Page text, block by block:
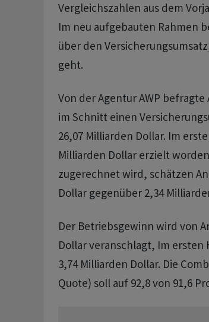
Vergleichszahlen aus dem
Im neu aufgebauten Rahmen
über den
geht.
Von der Agentur AWP
im Schnitt einen
26,07 Milliarden Dollar. Im
Milliarden Dollar erzielt
zugerechnet wird, schätzen
Dollar gegenüber 2,34
Der Betriebsgewinn wird von
Dollar veranschlagt, Im ersten
3,74 Milliarden Dollar. Die
Quote) soll auf 92,8 von 91,6